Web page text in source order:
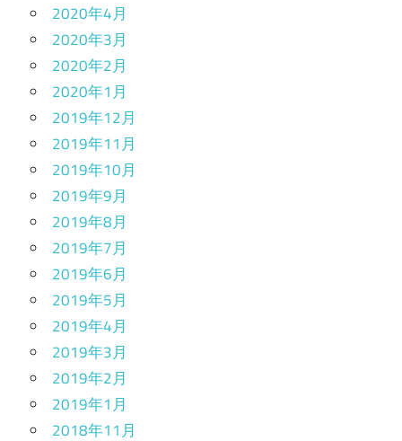
2020年4月
2020年3月
2020年2月
2020年1月
2019年12月
2019年11月
2019年10月
2019年9月
2019年8月
2019年7月
2019年6月
2019年5月
2019年4月
2019年3月
2019年2月
2019年1月
2018年11月